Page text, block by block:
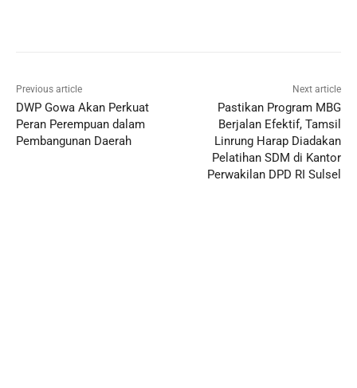
Previous article
DWP Gowa Akan Perkuat
Peran Perempuan dalam
Pembangunan Daerah
Next article
Pastikan Program MBG
Berjalan Efektif, Tamsil
Linrung Harap Diadakan
Pelatihan SDM di Kantor
Perwakilan DPD RI Sulsel